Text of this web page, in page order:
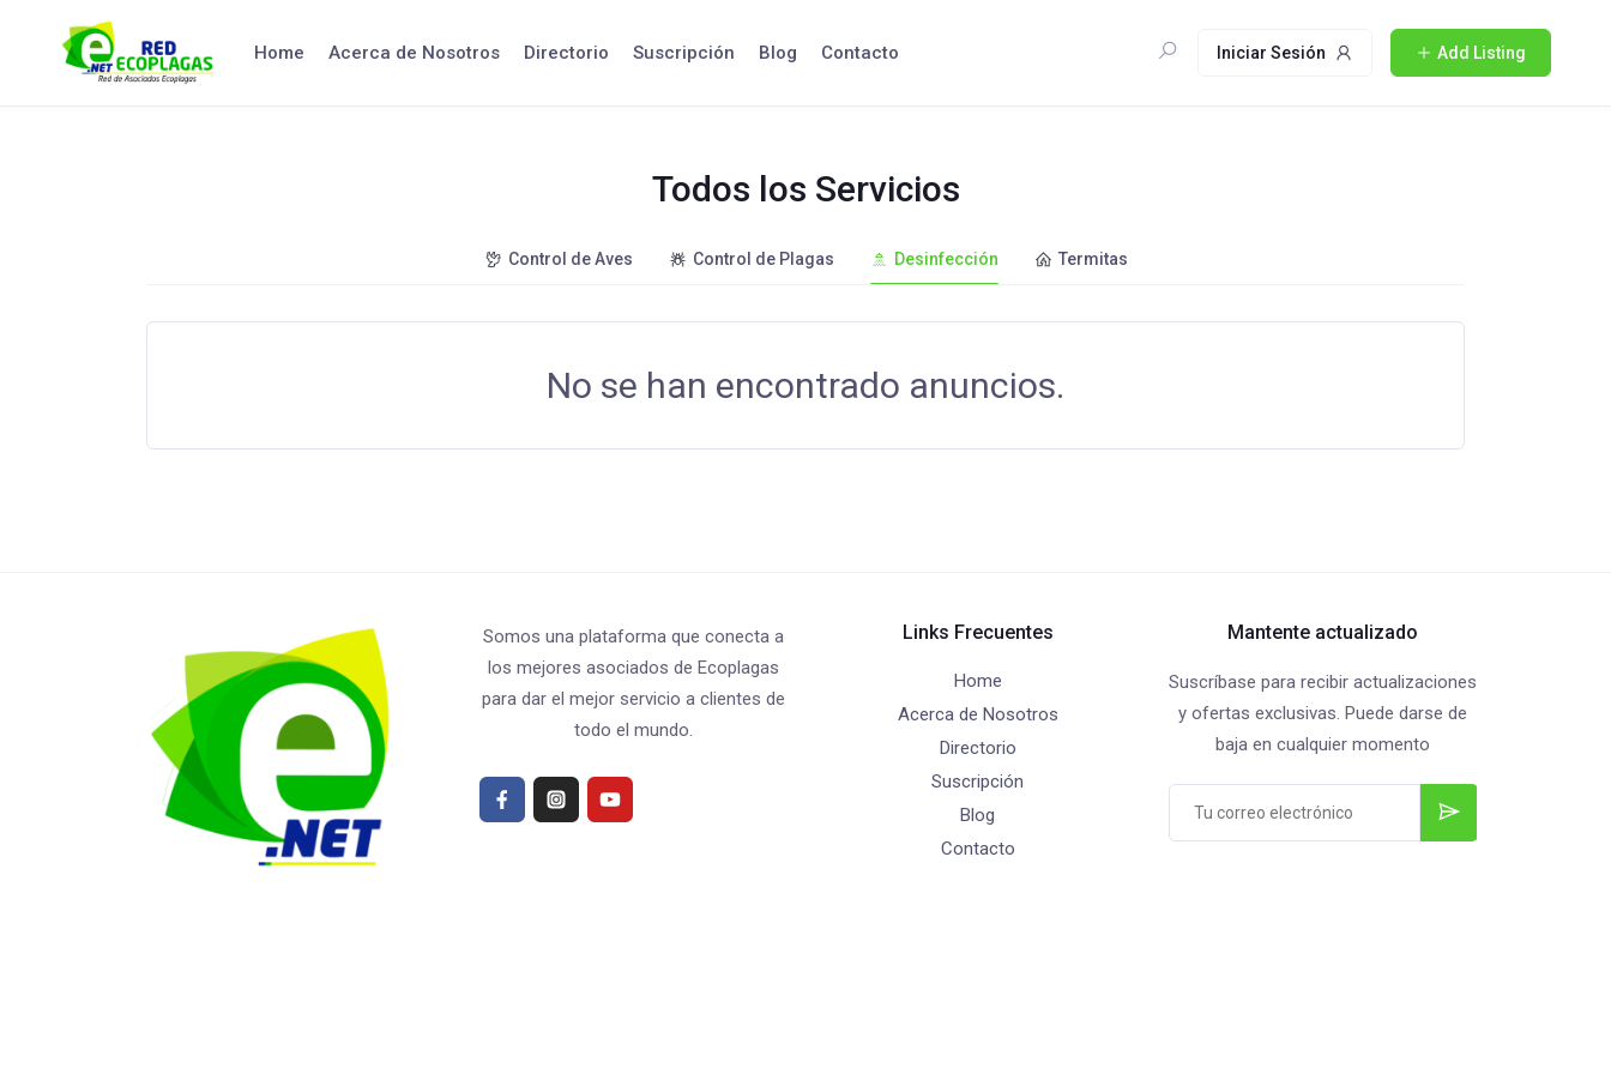
Home Acerca de Nosotros Directorio Suscripción Blog Contacto Iniciar Sesión Add Listing
Todos los Servicios
Control de Aves Control de Plagas Desinfección Termitas
No se han encontrado anuncios.
Somos una plataforma que conecta a
los mejores asociados de Ecoplagas
para dar el mejor servicio a clientes de
todo el mundo.
Links Frecuentes
Home
Acerca de Nosotros
Directorio
Suscripción
Blog
Contacto
Mantente actualizado
Suscríbase para recibir actualizaciones
y ofertas exclusivas. Puede darse de
baja en cualquier momento